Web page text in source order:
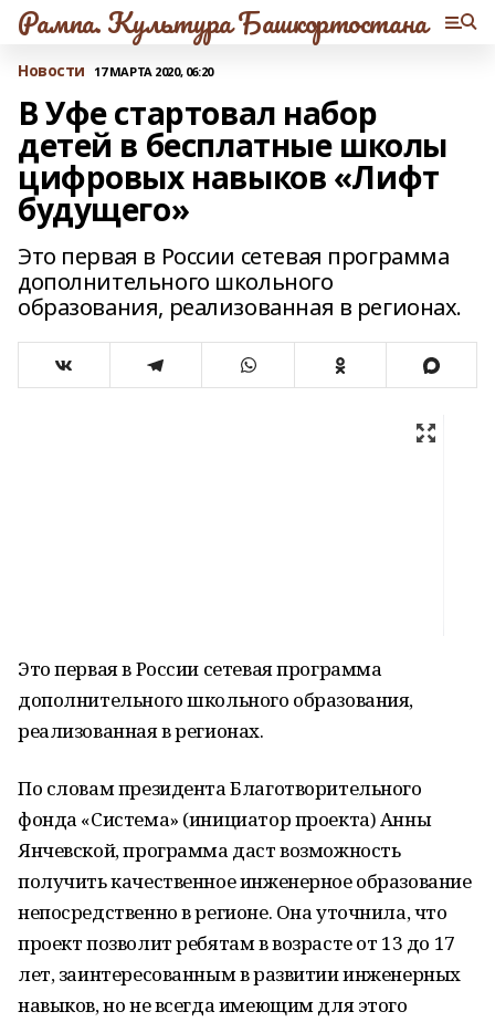
Рампа. Культура Башкортостана
Новости 17 МАРТА 2020, 06:20
В Уфе стартовал набор
детей в бесплатные школы
цифровых навыков «Лифт
будущего»
Это первая в России сетевая программа
дополнительного школьного
образования, реализованная в регионах.
Это первая в России сетевая программа
дополнительного школьного образования,
реализованная в регионах.
По словам президента Благотворительного
фонда «Система» (инициатор проекта) Анны
Янчевской, программа даст возможность
получить качественное инженерное образование
непосредственно в регионе. Она уточнила, что
проект позволит ребятам в возрасте от 13 до 17
лет, заинтересованным в развитии инженерных
навыков, но не всегда имеющим для этого